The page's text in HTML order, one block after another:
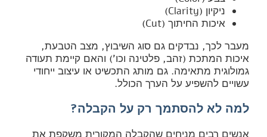
ניקיון (Clarity)
איכות החיתוך (Cut)
מעבר לכך, נבדקים גם סוג השיבוץ, מצב הטבעת,
איכות המתכת (זהב, פלטינה וכו’) והאם קיימת תעודה
גמולוגית מתאימה. גם מותג התכשיט או עיצוב ייחודי
עשויים להשפיע על הערך הכולל.
למה לא להסתמך רק על הקבלה?